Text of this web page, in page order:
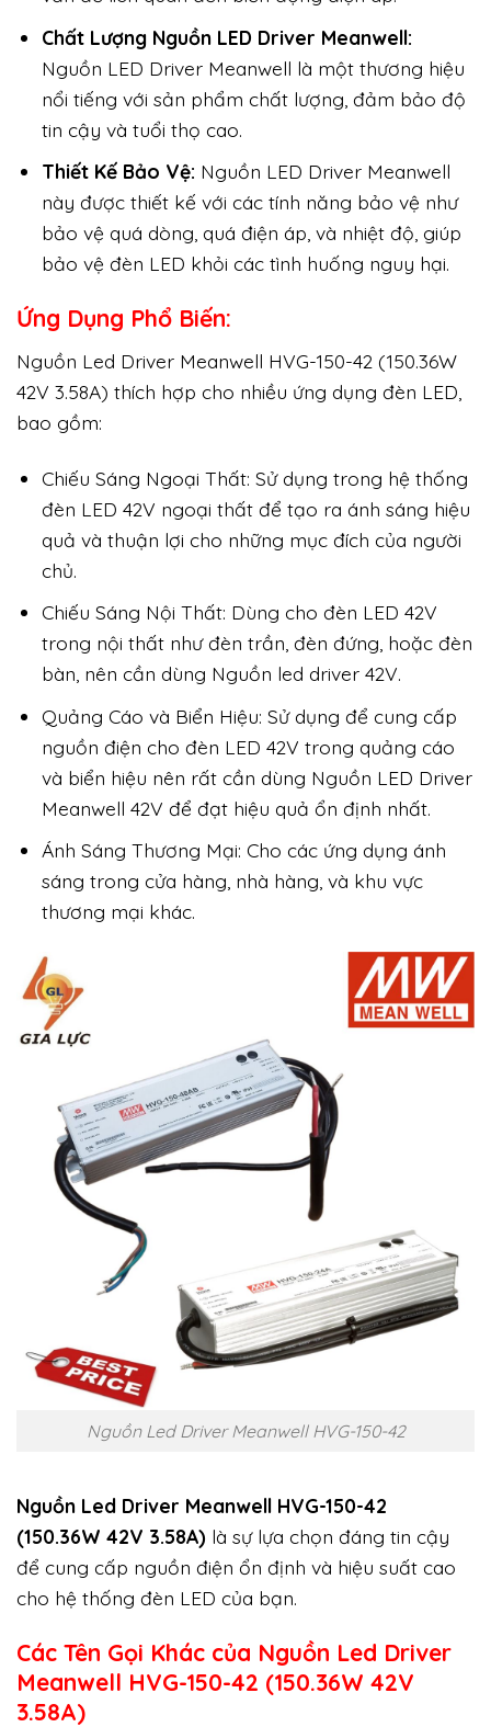
Chất Lượng Nguồn LED Driver Meanwell:
Nguồn LED Driver Meanwell là một thương hiệu
nổi tiếng với sản phẩm chất lượng, đảm bảo độ
tin cậy và tuổi thọ cao.
Thiết Kế Bảo Vệ: Nguồn LED Driver Meanwell
này được thiết kế với các tính năng bảo vệ như
bảo vệ quá dòng, quá điện áp, và nhiệt độ, giúp
bảo vệ đèn LED khỏi các tình huống nguy hại.
Ứng Dụng Phổ Biến:
Nguồn Led Driver Meanwell HVG-150-42 (150.36W
42V 3.58A) thích hợp cho nhiều ứng dụng đèn LED,
bao gồm:
Chiếu Sáng Ngoại Thất: Sử dụng trong hệ thống
đèn LED 42V ngoại thất để tạo ra ánh sáng hiệu
quả và thuận lợi cho những mục đích của người
chủ.
Chiếu Sáng Nội Thất: Dùng cho đèn LED 42V
trong nội thất như đèn trần, đèn đứng, hoặc đèn
bàn, nên cần dùng Nguồn led driver 42V.
Quảng Cáo và Biển Hiệu: Sử dụng để cung cấp
nguồn điện cho đèn LED 42V trong quảng cáo
và biển hiệu nên rất cần dùng Nguồn LED Driver
Meanwell 42V để đạt hiệu quả ổn định nhất.
Ánh Sáng Thương Mại: Cho các ứng dụng ánh
sáng trong cửa hàng, nhà hàng, và khu vực
thương mại khác.
Nguồn Led Driver Meanwell HVG-150-42
Nguồn Led Driver Meanwell HVG-150-42
(150.36W 42V 3.58A) là sự lựa chọn đáng tin cậy
để cung cấp nguồn điện ổn định và hiệu suất cao
cho hệ thống đèn LED của bạn.
Các Tên Gọi Khác của Nguồn Led Driver
Meanwell HVG-150-42 (150.36W 42V
3.58A)